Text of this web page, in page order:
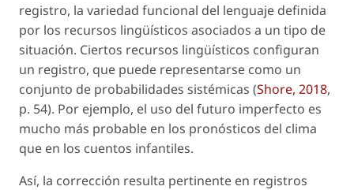
registro, la variedad funcional del lenguaje definida
por los recursos lingüísticos asociados a un tipo de
situación. Ciertos recursos lingüísticos configuran
un registro, que puede representarse como un
conjunto de probabilidades sistémicas (Shore, 2018,
p. 54). Por ejemplo, el uso del futuro imperfecto es
mucho más probable en los pronósticos del clima
que en los cuentos infantiles.
Así, la corrección resulta pertinente en registros